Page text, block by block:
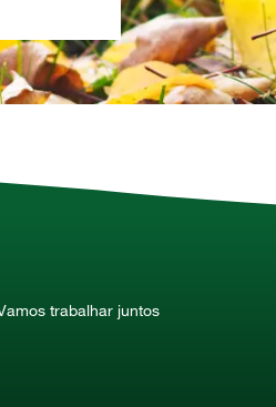
trabalhar juntos